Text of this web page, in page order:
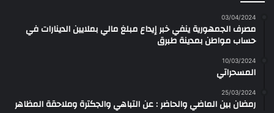
03/04/2024
مصرف الجمهورية ينفي خبر إيداع مبلغ مالي بملايين الدينارات في
حساب مواطن بمدينة طبرق
10/03/2024
المسحراتي
25/03/2024
رمضان بين الماضي والحاضر : عن التباهي والجكترة وملاحقة المظاهر